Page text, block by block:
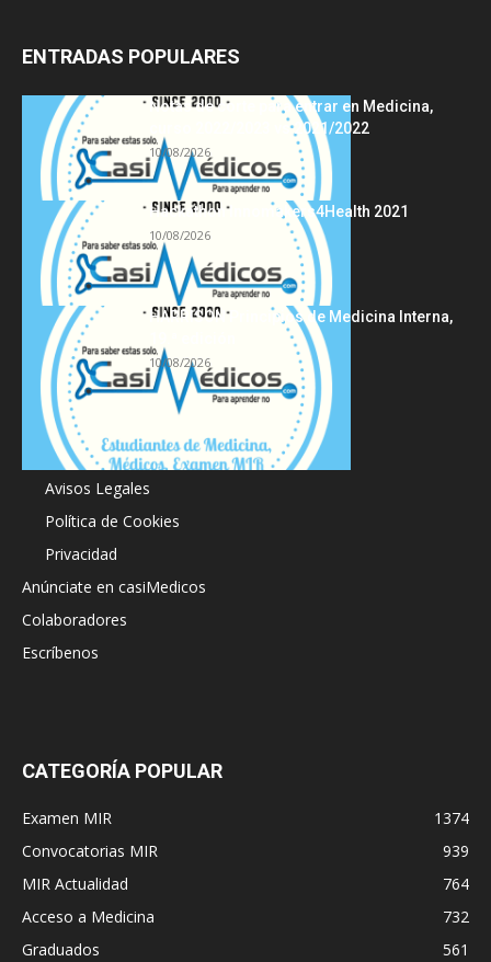
ENTRADAS POPULARES
Notas de corte para entrar en Medicina,
curso 2022/2023 vs 2021/2022
10/08/2026
Hackathon Innomakers4Health 2021
10/08/2026
HARRISON Principios de Medicina Interna,
10/08/2026
Acerca de
Avisos Legales
Política de Cookies
Privacidad
Anúnciate en casiMedicos
Colaboradores
Escríbenos
CATEGORÍA POPULAR
Examen MIR
1374
Convocatorias MIR
939
MIR Actualidad
764
Acceso a Medicina
732
Graduados
561